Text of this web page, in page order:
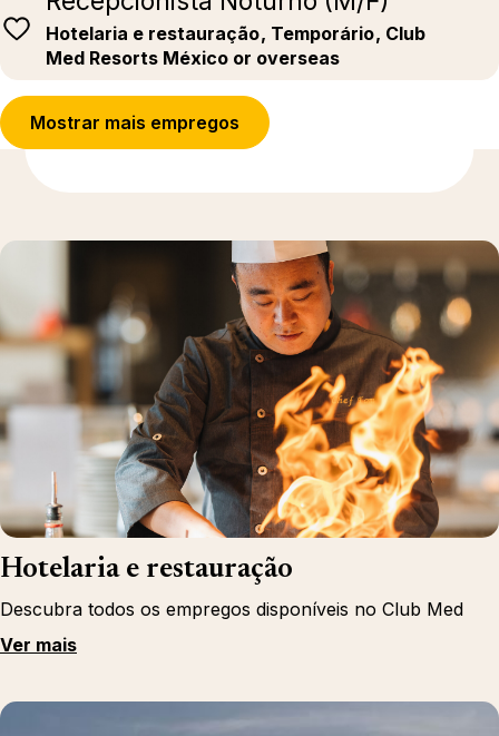
Hotelaria e restauração, Temporário, Club
Med Resorts México or overseas
Mostrar mais empregos
Hotelaria e restauração
Descubra todos os empregos disponíveis no Club Med
Ver mais